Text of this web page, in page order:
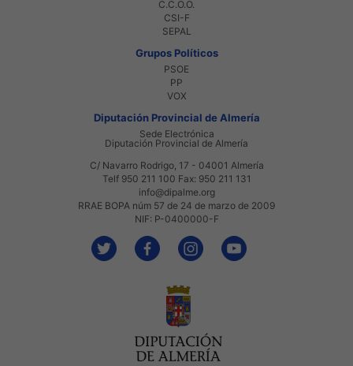
C.C.O.O.
CSI-F
SEPAL
Grupos Políticos
PSOE
PP
VOX
Diputación Provincial de Almería
Sede Electrónica
Diputación Provincial de Almería
C/ Navarro Rodrigo, 17 - 04001 Almería
Telf 950 211 100 Fax: 950 211 131
info@dipalme.org
RRAE BOPA núm 57 de 24 de marzo de 2009
NIF: P-0400000-F